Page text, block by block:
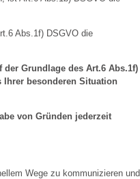
Abs.1f) DSGVO die
der Grundlage des Art.6 Abs.1f)
Ihrer besonderen Situation
von Gründen jederzeit
Wege zu kommunizieren und